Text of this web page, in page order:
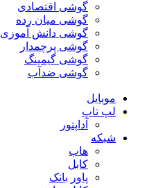
گوشی اقتصادی
گوشی میان رده
گوشی دانش آموزی
گوشی پرچمدار
گوشی گیمینگ
گوشی ضدآب
موبایل
لپ تاپ
آداپتور
شبکه
هاب
کابل
پاور بانک